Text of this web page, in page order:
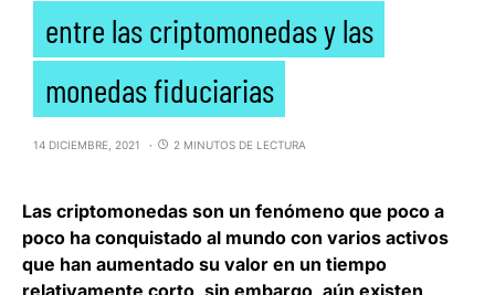
entre las criptomonedas y las
monedas fiduciarias
14 DICIEMBRE, 2021 2 MINUTOS DE LECTURA
Las criptomonedas son un fenómeno que poco a
poco ha conquistado al mundo con varios activos
que han aumentado su valor en un tiempo
relativamente corto, sin embargo, aún existen